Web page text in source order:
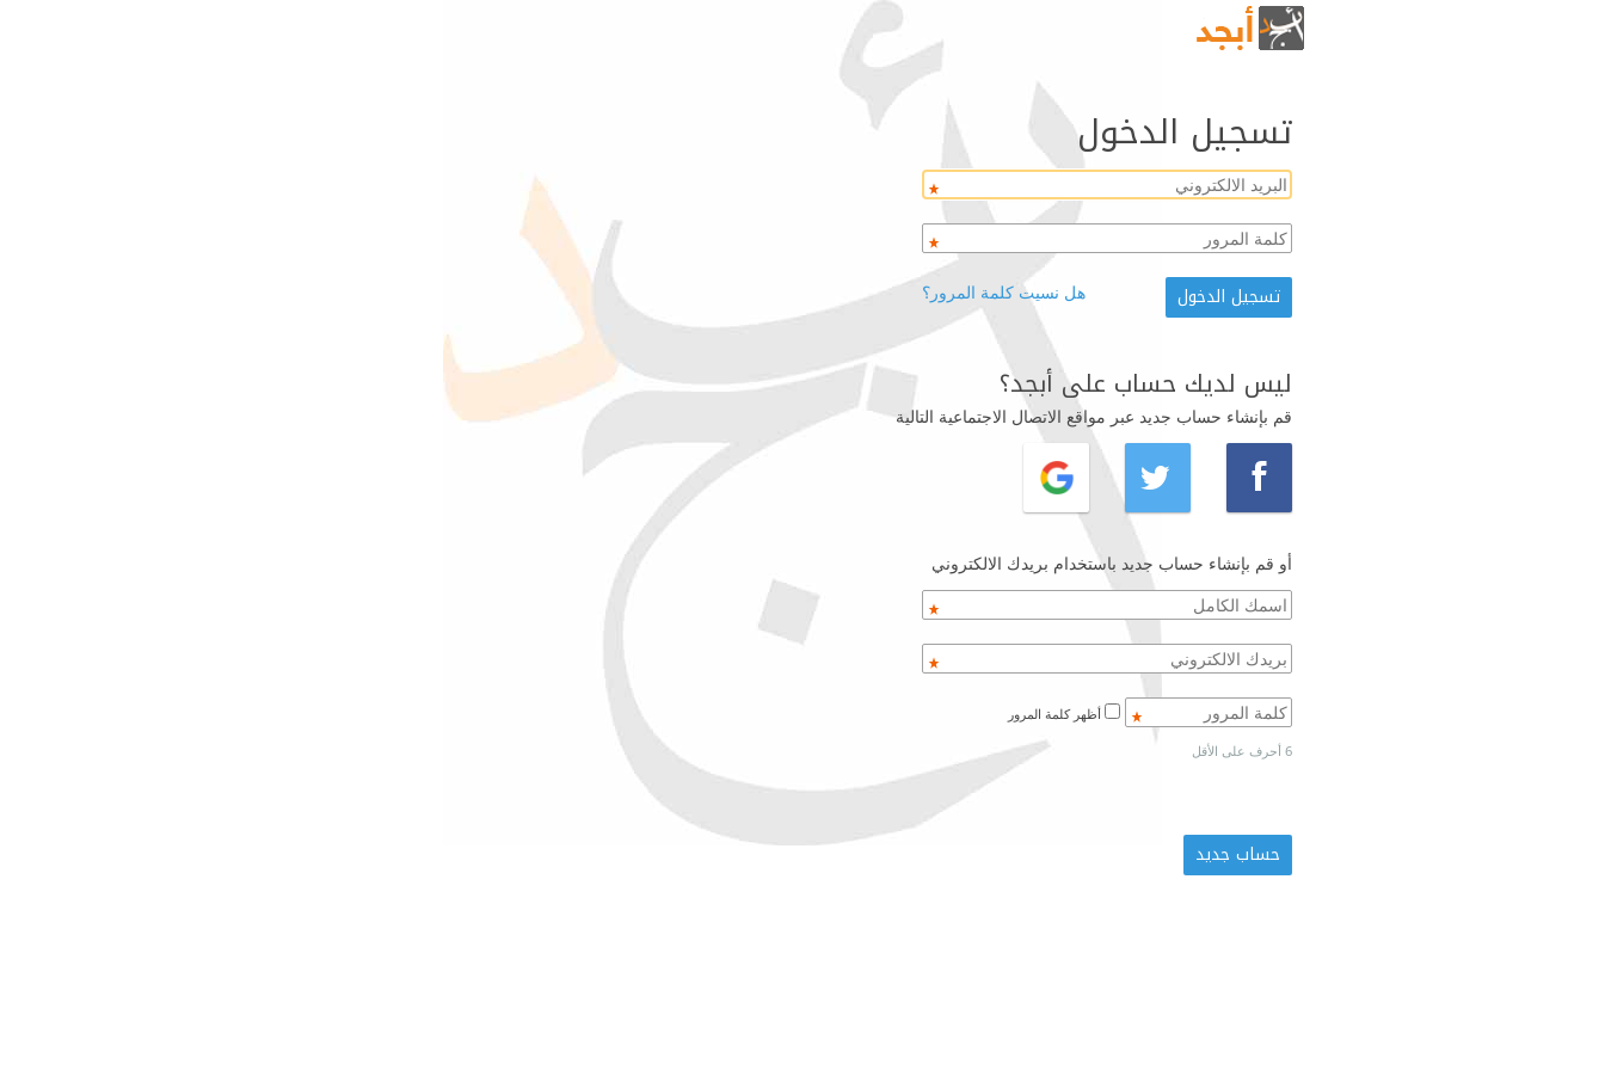
تسجيل الدخول
هل نسيت كلمة المرور؟
ليس لديك حساب على أبجد؟
قم بإنشاء حساب جديد عبر مواقع الاتصال الاجتماعية التالية
أو قم بإنشاء حساب جديد باستخدام بريدك الالكتروني
6 أحرف على الأقل